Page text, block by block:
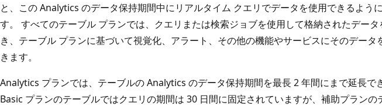
と、この Analytics のデータ保持期間中にリアルタイム クエリでデータを使用できるよう
す。 すべてのテーブル プランでは、クエリまたは検索ジョブを使用して格納されたデー
き、テーブル プランに基づいて視覚化、アラート、その他の機能やサービスにそのデータ
きます。
Analytics プランでは、テーブルの Analytics のデータ保持期間を最長 2 年間にまで延長で
Basic プランのテーブルではクエリの期間は 30 日間に固定されていますが、補助プランの